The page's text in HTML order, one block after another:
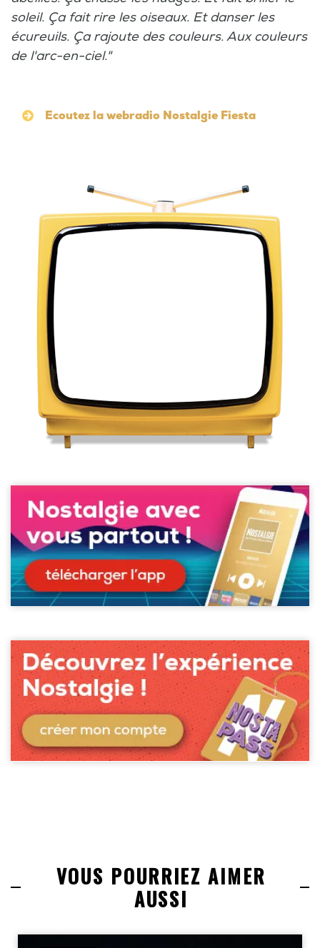
soleil. Ça fait rire les oiseaux. Et danser les
écureuils. Ça rajoute des couleurs. Aux couleurs
de l'arc-en-ciel."
Ecoutez la webradio Nostalgie Fiesta
VOUS POURRIEZ AIMER
AUSSI